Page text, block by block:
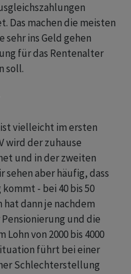
Das machen die meisten
ins Geld gehen
für das Rentenalter
soll.
vielleicht im ersten
wird der zuhause
und in der zweiten
sehen aber häufig, dass
- bei 40 bis 50
hat dann je nachdem
und die
von 2000 bis 4000
führt bei einer
Schlechterstellung